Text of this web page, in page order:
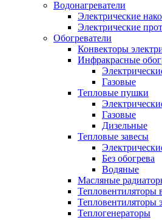
Водонагреватели
Электрические
Электрические
Обогреватели
Конвекторы
Инфракрасные
Газовые
Тепловые пушки
Газовые
Дизельные
Тепловые завесы
Без обогрева
Водяные
Масляные
Тепловентиляторы
Тепловентиляторы
Теплогенераторы